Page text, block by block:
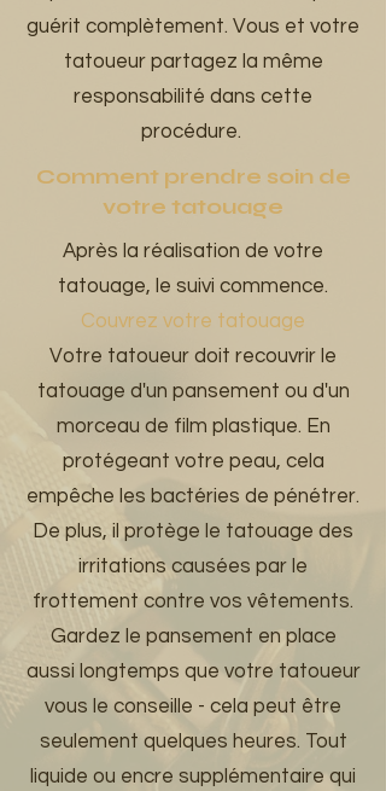
guérit complètement. Vous et votre
tatoueur partagez la même
responsabilité dans cette
procédure.
Comment prendre soin de
votre tatouage
Après la réalisation de votre
tatouage, le suivi commence.
Couvrez votre tatouage
Votre tatoueur doit recouvrir le
tatouage d'un pansement ou d'un
morceau de film plastique. En
protégeant votre peau, cela
empêche les bactéries de pénétrer.
De plus, il protège le tatouage des
irritations causées par le
frottement contre vos vêtements.
Gardez le pansement en place
aussi longtemps que votre tatoueur
vous le conseille - cela peut être
seulement quelques heures. Tout
liquide ou encre supplémentaire qui